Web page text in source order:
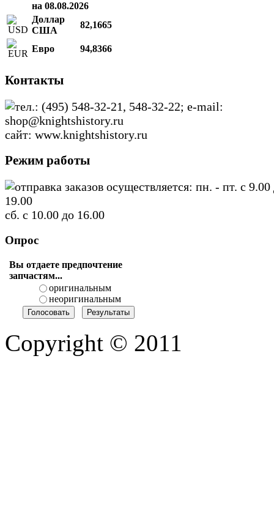
на 08.08.2026
Доллар
США
82,1665
Евро 94,8366
Контакты
тел.: (495) 548-32-21, 548-32-22; e-mail:
shop@knightshistory.ru
сайт: www.knightshistory.ru
Режим работы
отправка заказов осуществляется: пн. - пт. с 9.00
19.00
сб. с 10.00 до 16.00
Опрос
Вы отдаете предпочтение
запчастям...
оригинальным
неоригинальным
Copyright © 2011